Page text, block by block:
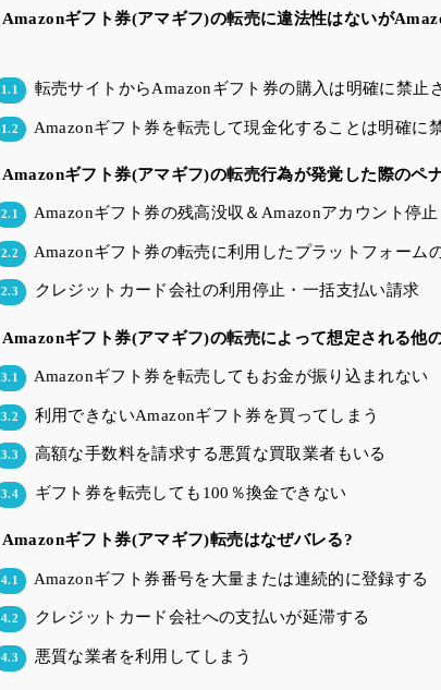
Amazonギフト券(アマギフ)の転売に違法性はないが
1.1 転売サイトからAmazonギフト券の購入は明確に禁止
1.2 Amazonギフト券を転売して現金化することは明確に
Amazonギフト券(アマギフ)の転売行為が発覚した際のペ
2.1 Amazonギフト券の残高没収＆Amazonアカウント停止
2.2 Amazonギフト券の転売に利用したプラットフォーム
2.3 クレジットカード会社の利用停止・一括支払い請求
Amazonギフト券(アマギフ)の転売によって想定される他
3.1 Amazonギフト券を転売してもお金が振り込まれない
3.2 利用できないAmazonギフト券を買ってしまう
3.3 高額な手数料を請求する悪質な買取業者もいる
3.4 ギフト券を転売しても100％換金できない
Amazonギフト券(アマギフ)転売はなぜバレる?
4.1 Amazonギフト券番号を大量または連続的に登録する
4.2 クレジットカード会社への支払いが延滞する
4.3 悪質な業者を利用してしまう